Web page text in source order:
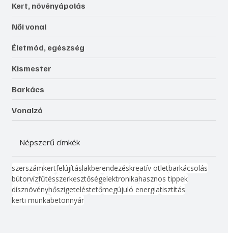
Kert, növényápolás
Női vonal
Életmód, egészség
Kismester
Barkács
Vonalzó
Népszerű címkék
szerszámkertfelújításlakberendezéskreatív ötletbarkácsolás
bútorvízfűtésszerkesztőségelektronikahasznos tippek
dísznövényhőszigeteléstetőmegújuló energiatisztítás
kerti munkabetonnyár